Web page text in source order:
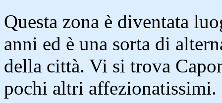
Questa zona è diventata
anni ed è una sorta di
della città. Vi si trova
pochi altri affezionatissimi.